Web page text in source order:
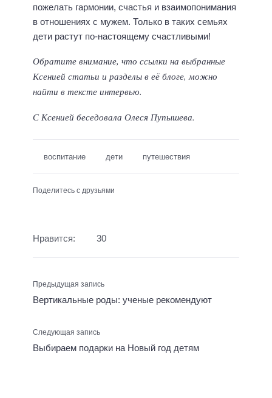
пожелать гармонии, счастья и взаимопонимания
в отношениях с мужем. Только в таких семьях
дети растут по-настоящему счастливыми!
Обратите внимание, что ссылки на выбранные
Ксенией статьи и разделы в её блоге, можно
найти в тексте интервью.
С Ксенией беседовала Олеся Пупышева.
воспитание дети путешествия
Поделитесь с друзьями
Нравится: 30
Предыдущая запись
Вертикальные роды: ученые рекомендуют
Следующая запись
Выбираем подарки на Новый год детям